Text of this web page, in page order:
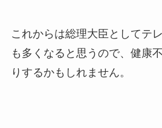
これからは総理大臣としてテ
も多くなると思うので、健康
りするかもしれません。